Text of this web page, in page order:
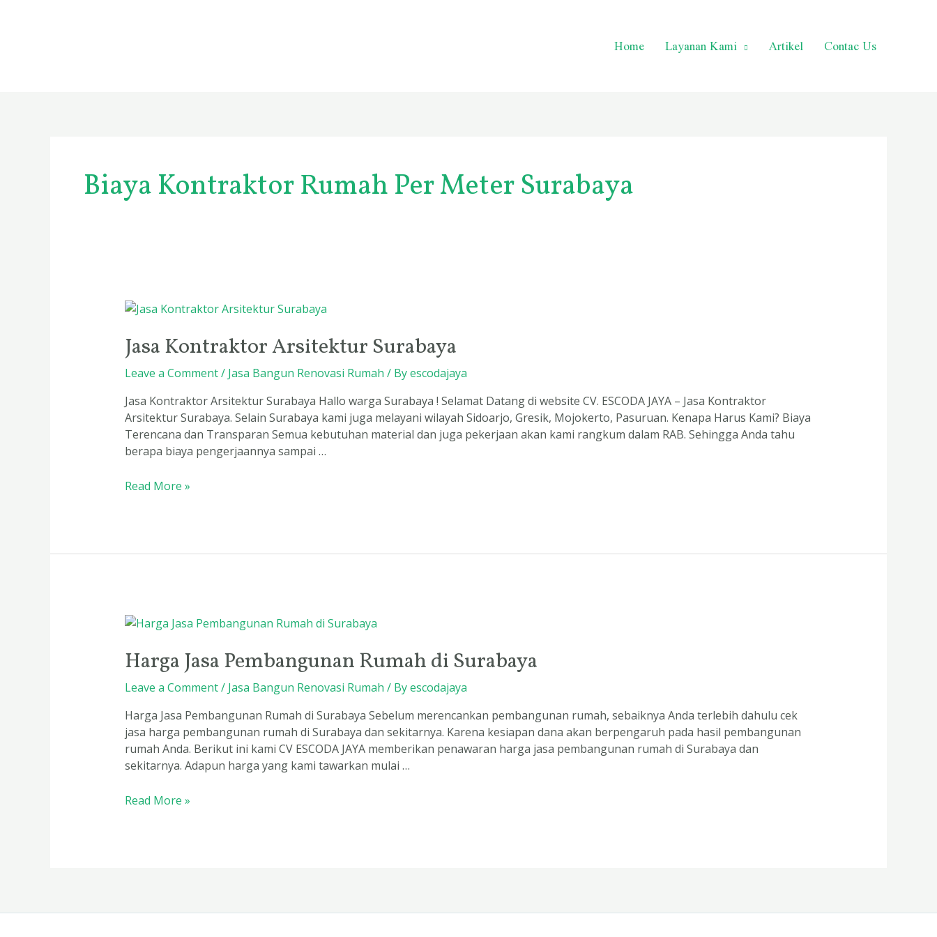
Home Layanan Kami Artikel Contac Us
Biaya Kontraktor Rumah Per Meter Surabaya
Jasa Kontraktor Arsitektur Surabaya
Leave a Comment/ Jasa Bangun Renovasi Rumah / Byescodajaya
Jasa Kontraktor Arsitektur Surabaya Hallo warga Surabaya ! Selamat Datang di website CV. ESCODA JAYA – Jasa Kontraktor
Arsitektur Surabaya. Selain Surabaya kami juga melayani wilayah Sidoarjo, Gresik, Mojokerto, Pasuruan. Kenapa Harus Kami? Biaya
Terencana dan Transparan Semua kebutuhan material dan juga pekerjaan akan kami rangkum dalam RAB. Sehingga Anda tahu
berapa biaya pengerjaannya sampai …
Jasa
Arsitektur
Surabaya
Read More »
Harga Jasa Pembangunan Rumah di Surabaya
Leave a Comment/ Jasa Bangun Renovasi Rumah / Byescodajaya
Harga Jasa Pembangunan Rumah di Surabaya Sebelum merencankan pembangunan rumah, sebaiknya Anda terlebih dahulu cek
jasa harga pembangunan rumah di Surabaya dan sekitarnya. Karena kesiapan dana akan berpengaruh pada hasil pembangunan
rumah Anda. Berikut ini kami CV ESCODA JAYA memberikan penawaran harga jasa pembangunan rumah di Surabaya dan
sekitarnya. Adapun harga yang kami tawarkan mulai …
Harga
Pembangunan
Rumah
di
Read More »